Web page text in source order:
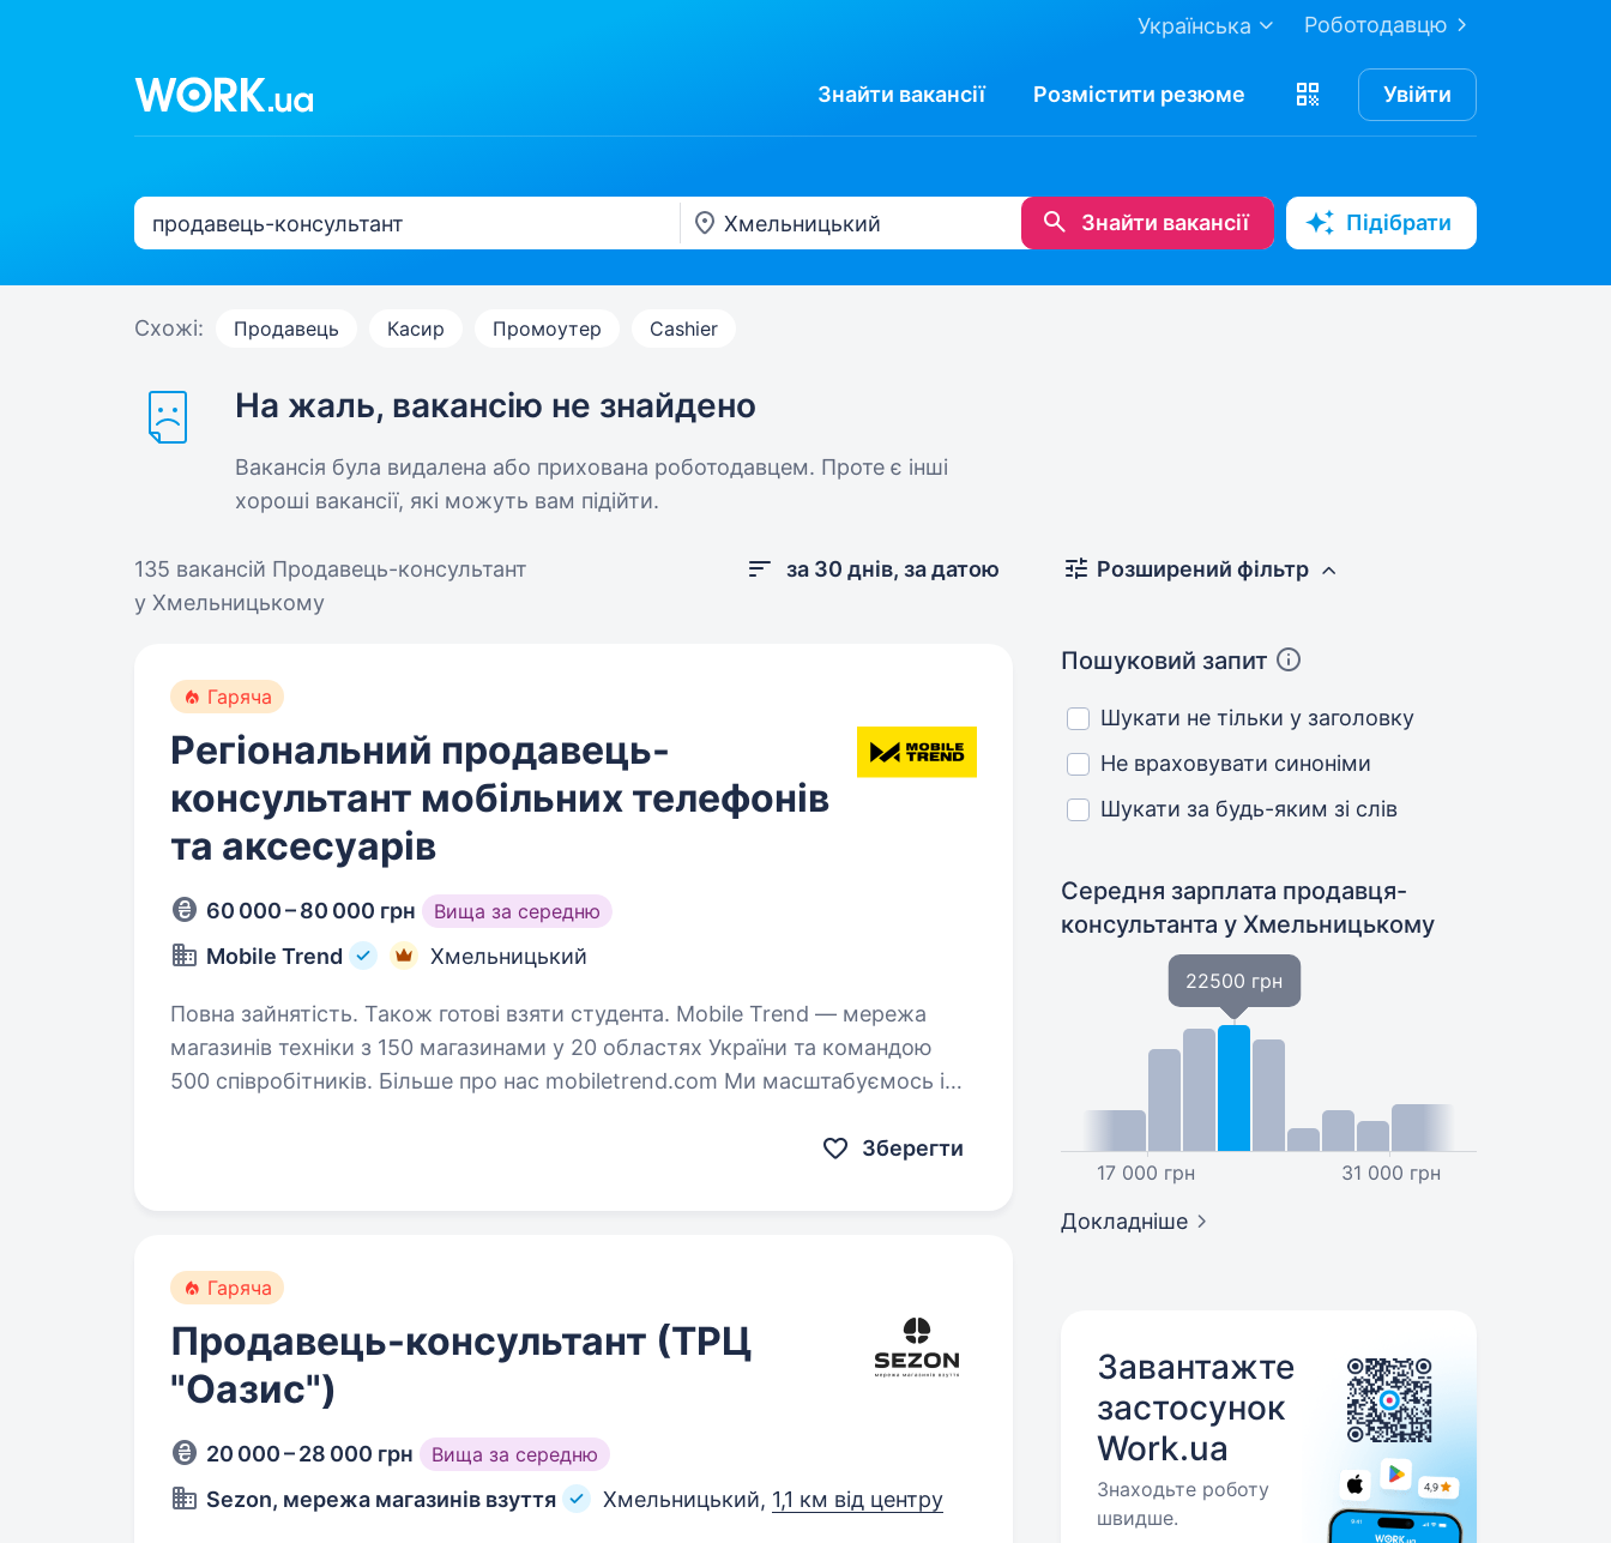
Роботодавцю
Українська
Знайти вакансії Розмістити резюме Увійти
Знайти вакансії Підібрати
Схожі: Продавець Касир Промоутер Cashier
На жаль, вакансію не знайдено
Вакансія була видалена або прихована роботодавцем. Проте є інші
хороші вакансії, які можуть вам підійти.
135 вакансій Продавець-консультант
у Хмельницькому
за 30 днів, за датою
Гаряча
Регіональний продавець-
консультант мобільних телефонів
та аксесуарів
60 000 – 80 000 грн Вища за середню
Mobile Trend Хмельницький
Повна зайнятість. Також готові взяти студента. Mobile Trend — мережа
магазинів техніки з 150 магазинами у 20 областях України та командою
500 співробітників. Більше про нас mobiletrend.com Ми масштабуємось і
Зберегти
Гаряча
Продавець-консультант (ТРЦ
"Оазис")
20 000 – 28 000 грн Вища за середню
Sezon, мережа магазинів взуття Хмельницький, 1,1 км від центру
Розширений фільтр
Пошуковий запит
Шукати не тільки у заголовку
Не враховувати синоніми
Шукати за будь-яким зі слів
Середня зарплата продавця-
консультантау Хмельницькому
17 000 грн
22500 грн
31 000 грн
Докладніше
Завантажте
застосунок
Work.ua
Знаходьте роботу
швидше.